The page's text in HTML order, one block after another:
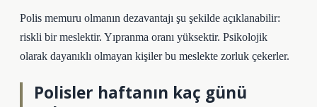
Polis memuru olmanın dezavantajı şu şekilde açıklanabilir:
riskli bir meslektir. Yıpranma oranı yüksektir. Psikolojik
olarak dayanıklı olmayan kişiler bu meslekte zorluk çekerler.
Polisler haftanın kaç günü